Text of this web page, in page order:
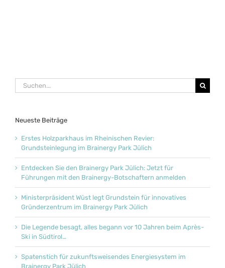
Suche
nach:
Neueste Beiträge
Erstes Holzparkhaus im Rheinischen Revier:
Grundsteinlegung im Brainergy Park Jülich
Entdecken Sie den Brainergy Park Jülich: Jetzt für
Führungen mit den Brainergy-Botschaftern anmelden
Ministerpräsident Wüst legt Grundstein für innovatives
Gründerzentrum im Brainergy Park Jülich
Die Legende besagt, alles begann vor 10 Jahren beim Après-
Ski in Südtirol…
Spatenstich für zukunftsweisendes Energiesystem im
Brainergy Park Jülich